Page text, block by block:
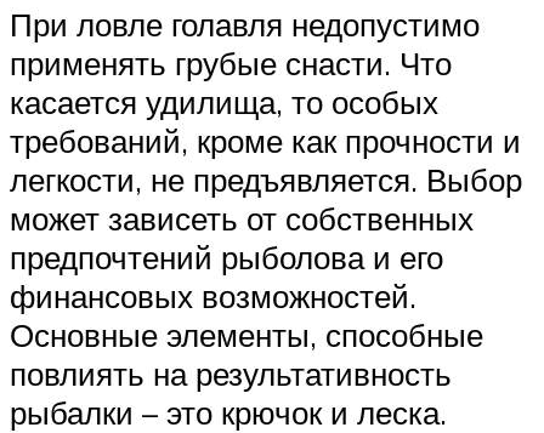
При ловле голавля недопустимо
применять грубые снасти. Что
касается удилища, то особых
требований, кроме как прочности и
легкости, не предъявляется. Выбор
может зависеть от собственных
предпочтений рыболова и его
финансовых возможностей.
Основные элементы, способные
повлиять на результативность
рыбалки – это крючок и леска.